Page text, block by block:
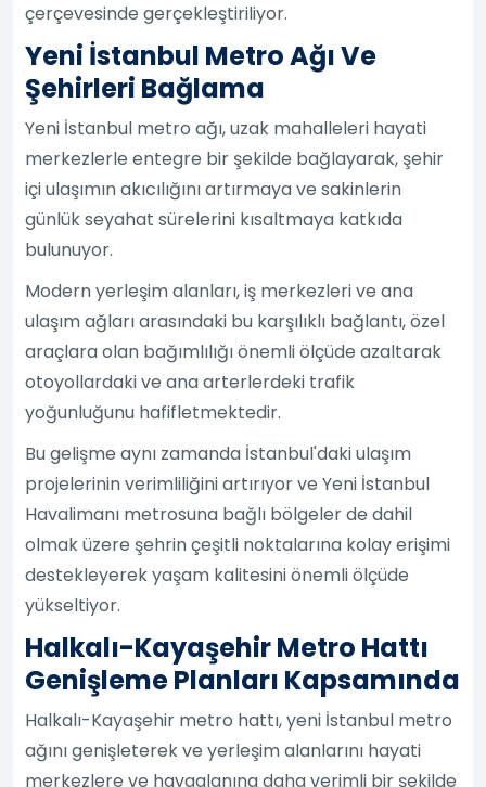
çerçevesinde gerçekleştiriliyor.
Yeni İstanbul Metro Ağı Ve
Şehirleri Bağlama
Yeni İstanbul metro ağı, uzak mahalleleri hayati
merkezlerle entegre bir şekilde bağlayarak, şehir
içi ulaşımın akıcılığını artırmaya ve sakinlerin
günlük seyahat sürelerini kısaltmaya katkıda
bulunuyor.
Modern yerleşim alanları, iş merkezleri ve ana
ulaşım ağları arasındaki bu karşılıklı bağlantı, özel
araçlara olan bağımlılığı önemli ölçüde azaltarak
otoyollardaki ve ana arterlerdeki trafik
yoğunluğunu hafifletmektedir.
Bu gelişme aynı zamanda İstanbul'daki ulaşım
projelerinin verimliliğini artırıyor ve Yeni İstanbul
Havalimanı metrosuna bağlı bölgeler de dahil
olmak üzere şehrin çeşitli noktalarına kolay erişimi
destekleyerek yaşam kalitesini önemli ölçüde
yükseltiyor.
Halkalı-Kayaşehir Metro Hattı
Genişleme Planları Kapsamında
Halkalı-Kayaşehir metro hattı, yeni İstanbul metro
ağını genişleterek ve yerleşim alanlarını hayati
merkezlere ve havaalanına daha verimli bir şekilde